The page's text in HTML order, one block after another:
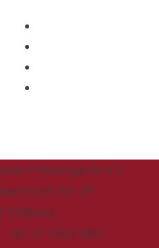
Prinzengarde e.V.
Koch-Str. 39
Mainz
06131 6960 884